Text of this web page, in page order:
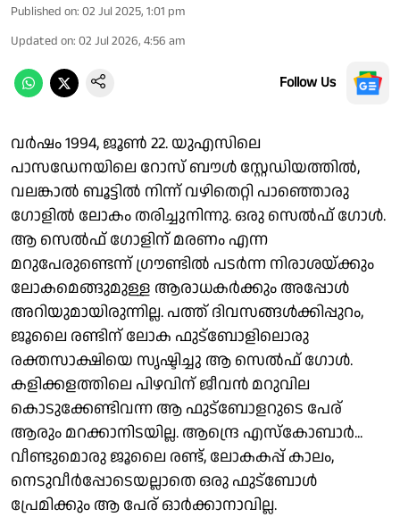
Published on: 02 Jul 2025, 1:01 pm
Updated on: 02 Jul 2026, 4:56 am
Follow Us
വര്‍ഷം 1994, ജൂണ്‍ 22. യുഎസിലെ
പാസഡേനയിലെ റോസ് ബൗള്‍ സ്റ്റേഡിയത്തില്‍,
വലങ്കാല്‍ ബൂട്ടില്‍ നിന്ന് വഴിതെറ്റി പാഞ്ഞൊരു
ഗോളില്‍ ലോകം തരിച്ചുനിന്നു. ഒരു സെല്‍ഫ് ഗോള്‍.
ആ സെല്‍ഫ് ഗോളിന് മരണം എന്ന
മറുപേരുണ്ടെന്ന് ഗ്രൗണ്ടില്‍ പടര്‍ന്ന നിരാശയ്ക്കും
ലോകമെങ്ങുമുള്ള ആരാധകര്‍ക്കും അപ്പോള്‍
അറിയുമായിരുന്നില്ല. പത്ത് ദിവസങ്ങള്‍ക്കിപ്പുറം,
ജൂലൈ രണ്ടിന് ലോക ഫുട്ബോളിലൊരു
രക്തസാക്ഷിയെ സൃഷ്ടിച്ചു ആ സെല്‍ഫ് ഗോള്‍.
കളിക്കളത്തിലെ പിഴവിന് ജീവന്‍ മറുവില
കൊടുക്കേണ്ടിവന്ന ആ ഫുട്ബോളറുടെ പേര്
ആരും മറക്കാനിടയില്ല. ആന്ദ്രെ എസ്‌കോബാര്‍...
വീണ്ടുമൊരു ജൂലൈ രണ്ട്, ലോകകപ്പ് കാലം,
നെടുവീര്‍പ്പോടെയല്ലാതെ ഒരു ഫുട്ബോള്‍
പ്രേമിക്കും ആ പേര് ഓര്‍ക്കാനാവില്ല.